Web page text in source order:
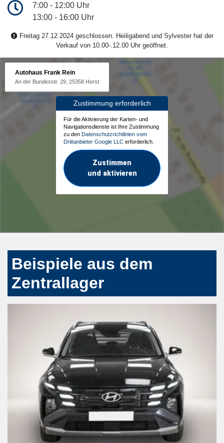
7:00 - 12:00 Uhr
13:00 - 16:00 Uhr
Freitag 27.12.2024 geschlossen. Heiligabend und Sylvester hat der
Verkauf von 10.00-.12.00 Uhr geöffnet.
Autohaus Frank Rein
An der Bundesstr. 29, 25358 Horst
Zustimmung erforderlich
Für die Aktivierung der Karten- und
Navigationsdienste ist Ihre Zustimmung
zu den Datenschutzrichtlinien vom
Drittanbieter Google LLC erforderlich.
Zustimmen
und aktivieren
Beispiele aus dem
Zentrallager